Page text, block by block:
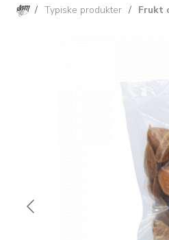
/ Typiske produkter / Frukt